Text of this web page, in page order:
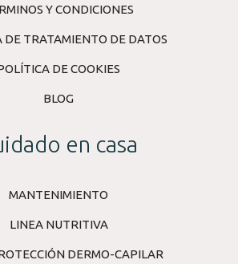
Y CONDICIONES
DE TRATAMIENTO DE DATOS
DE COOKIES
BLOG
en casa
MANTENIMIENTO
LINEA NUTRITIVA
DERMO-CAPILAR